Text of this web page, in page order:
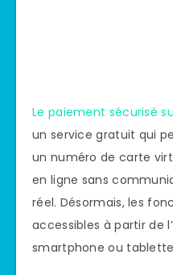
Le paiement sécurisé
un service gratuit qui
un numéro de carte
en ligne sans
réel. Désormais, les
accessibles à partir de
smartphone ou